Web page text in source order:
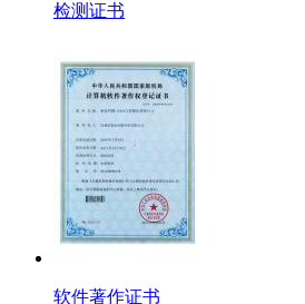
检测证书
软件著作证书